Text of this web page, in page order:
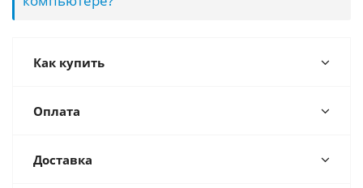
Как купить
Оплата
Доставка